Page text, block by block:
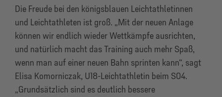
Die Freude bei den königsblauen Leichtathletinnen
und Leichtathleten ist groß. „Mit der neuen Anlage
können wir endlich wieder Wettkämpfe ausrichten,
und natürlich macht das Training auch mehr Spaß,
wenn man auf einer neuen Bahn sprinten kann“, sagt
Elisa Komorniczak, U18-Leichtathletin beim S04.
„Grundsätzlich sind es deutlich bessere